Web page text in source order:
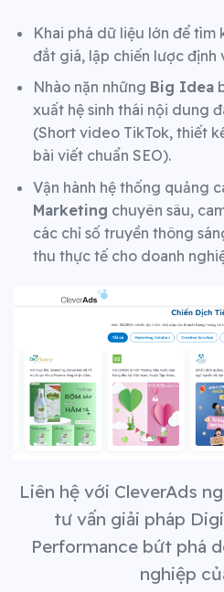
Khai phá dữ liệu lớn để tìm
đắt giá, lập chiến lược định
Nhào nặn những Big Idea
xuất hệ sinh thái nội dung
(Short video TikTok, thiết
bài viết chuẩn SEO).
Vận hành hệ thống quảng
Marketing chuyên sâu,
các chỉ số truyền thông
thu thực tế cho doanh
Liên hệ với CleverAds
tư vấn giải pháp
Performance bứt phá
nghiệp